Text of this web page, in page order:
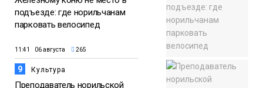
подъезде: где норильчанам
парковать велосипед
11:41 06 августа 265
9 Культура
Преподаватель норильской